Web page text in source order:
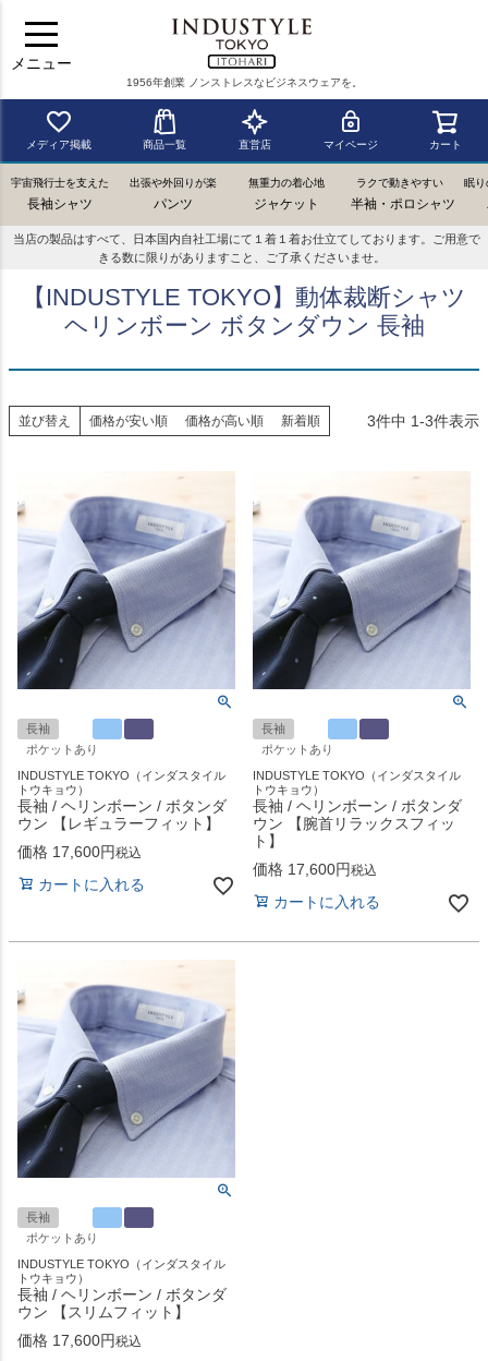
メニュー
1956年創業 ノンストレスなビジネスウェアを。
メディア掲載 商品一覧 直営店 マイページ カート
宇宙飛行士を支えた
長袖シャツ
出張や外回りが楽
パンツ
無重力の着心地
ジャケット
ラクで動きやすい
半袖・ポロシャツ
眠り
当店の製品はすべて、日本国内自社工場にて１着１着お仕立てしております。ご用意で
きる数に限りがありますこと、ご了承くださいませ。
【INDUSTYLE TOKYO】動体裁断シャツ
ヘリンボーン ボタンダウン 長袖
並び替え 価格が安い順 価格が高い順 新着順 3件中 1-3件表示
長袖
ポケットあり
INDUSTYLE TOKYO（インダスタイル
トウキョウ）
長袖 / ヘリンボーン / ボタンダ
ウン 【レギュラーフィット】
価格 17,600 税込
カートに入れる
長袖
ポケットあり
INDUSTYLE TOKYO（インダスタイル
トウキョウ）
長袖 / ヘリンボーン / ボタンダ
ウン 【腕首リラックスフィッ
ト】
価格 17,600 税込
カートに入れる
長袖
ポケットあり
INDUSTYLE TOKYO（インダスタイル
トウキョウ）
長袖 / ヘリンボーン / ボタンダ
ウン 【スリムフィット】
価格 17,600 税込